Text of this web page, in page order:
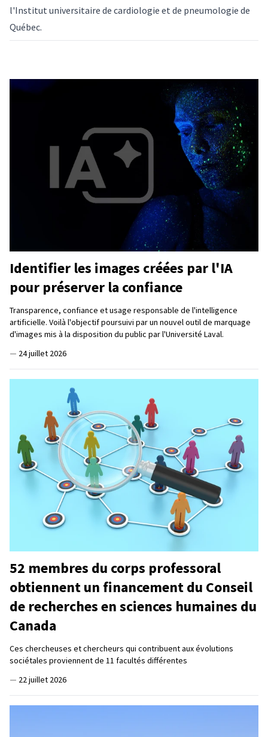
l'Institut universitaire de cardiologie et de pneumologie de
Québec.
Identifier les images créées par l'IA
pour préserver la confiance
Transparence, confiance et usage responsable de l'intelligence
artificielle. Voilà l'objectif poursuivi par un nouvel outil de marquage
d'images mis à la disposition du public par l'Université Laval.
— 24 juillet 2026
52 membres du corps professoral
obtiennent un financement du Conseil
de recherches en sciences humaines du
Canada
Ces chercheuses et chercheurs qui contribuent aux évolutions
sociétales proviennent de 11 facultés différentes
— 22 juillet 2026